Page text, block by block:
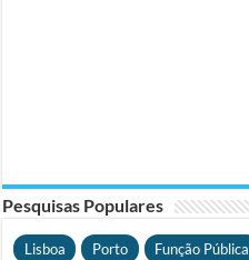
Pesquisas Populares
Lisboa Porto Função Pública